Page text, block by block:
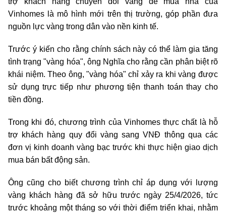
Vinhomes là mô hình mới trên thị trường, góp phần đưa
nguồn lực vàng trong dân vào nền kinh tế.
Trước ý kiến cho rằng chính sách này có thể làm gia tăng
tình trạng "vàng hóa", ông Nghĩa cho rằng cần phân biệt rõ
khái niệm. Theo ông, "vàng hóa" chỉ xảy ra khi vàng được
sử dụng trực tiếp như phương tiện thanh toán thay cho
tiền đồng.
Trong khi đó, chương trình của Vinhomes thực chất là hỗ
trợ khách hàng quy đổi vàng sang VNĐ thông qua các
đơn vị kinh doanh vàng bạc trước khi thực hiện giao dịch
mua bán bất động sản.
Ông cũng cho biết chương trình chỉ áp dụng với lượng
vàng khách hàng đã sở hữu trước ngày 25/4/2026, tức
trước khoảng một tháng so với thời điểm triển khai, nhằm